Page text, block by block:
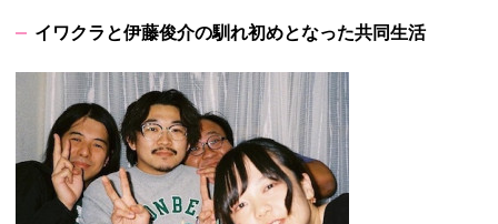
イワクラと伊藤俊介の馴れ初めとなった共同生活